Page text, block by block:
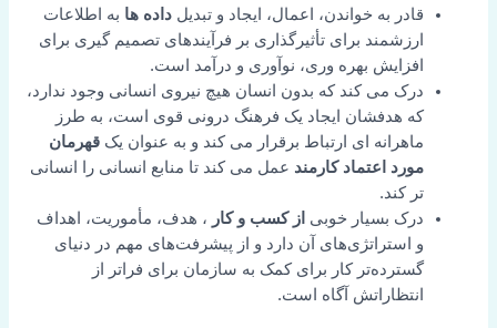
قادر به خواندن، اعمال، ایجاد و تبدیل داده ها به اطلاعات
ارزشمند برای تأثیرگذاری بر فرآیندهای تصمیم گیری برای
افزایش بهره وری، نوآوری و درآمد است.
درک می کند که بدون انسان هیچ نیروی انسانی وجود ندارد،
که هدفشان ایجاد یک فرهنگ درونی قوی است، به طرز
ماهرانه ای ارتباط برقرار می کند و به عنوان یک قهرمان
مورد اعتماد کارمند عمل می کندتا منابع انسانی را انسانی
تر کند.
درک بسیار خوبی از کسب و کار ، هدف، مأموریت، اهداف
و استراتژی‌های آن دارد و از پیشرفت‌های مهم در دنیای
گسترده‌تر کار برای کمک به سازمان برای فراتر از
انتظاراتش آگاه است.